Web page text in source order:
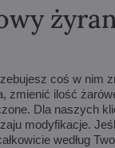
coś w nim
zmienić ilość
Dla naszych
modyfikacje.
według